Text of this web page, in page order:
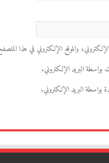
والموقع الإلكتروني في هذا المتصفح
بواسطة البريد الإلكتروني.
بواسطة البريد الإلكتروني.